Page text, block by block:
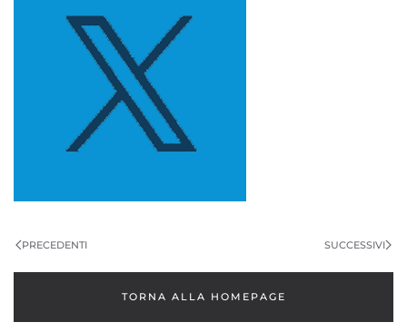
PRECEDENTI SUCCESSIVI
TORNA ALLA HOMEPAGE